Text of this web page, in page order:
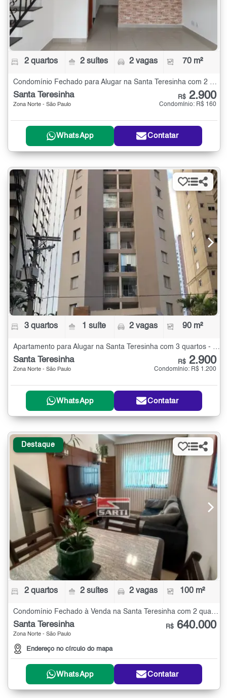
2 quartos 2 suítes 2 vagas 70 m²
Santa Teresinha
Zona Norte - São Paulo
R$ 2.900
Condomínio: R$ 160
WhatsApp Contatar
3 quartos 1 suíte 2 vagas 90 m²
Apartamento para Alugar na Santa Teresinha com 3 quartos - 90 m²
Santa Teresinha
Zona Norte - São Paulo
R$ 2.900
Condomínio: R$ 1.200
WhatsApp Contatar
Destaque
2 quartos 2 suítes 2 vagas 100 m²
Condomínio Fechado à Venda na Santa Teresinha com 2 quartos - 100 m²
Santa Teresinha
Zona Norte - São Paulo
Endereço no círculo do mapa
R$ 640.000
WhatsApp Contatar